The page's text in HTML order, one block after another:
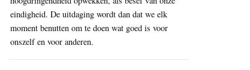
eindigheid. De uitdaging wordt dan dat we elk
moment benutten om te doen wat goed is voor
onszelf en voor anderen.